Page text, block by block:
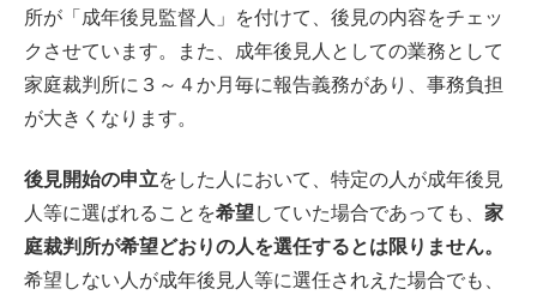
所が「成年後見監督人」を付けて、後見の内容をチェッ
クさせています。また、成年後見人としての業務として
家庭裁判所に３～４か月毎に報告義務があり、事務負担
が大きくなります。
後見開始の申立をした人において、特定の人が成年後見
人等に選ばれることを希望していた場合であっても、 家
庭裁判所が希望どおりの人を選任するとは限りません。
希望しない人が成年後見人等に選任されえた場合でも、